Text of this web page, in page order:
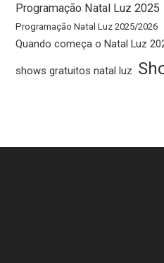
Programação Natal Luz 2025
Programação Natal Luz 2025/2026
Quando começa o Natal Luz
shows gratuitos natal luz